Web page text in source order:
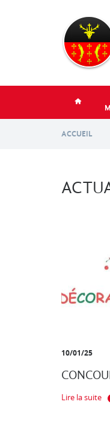
ACCUEIL
10/01/25
Lire la suite